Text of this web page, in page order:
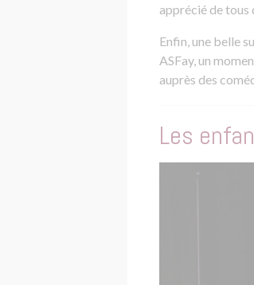
apprécié de tous
Enfin, une belle
ASFay, un
auprès des
Les